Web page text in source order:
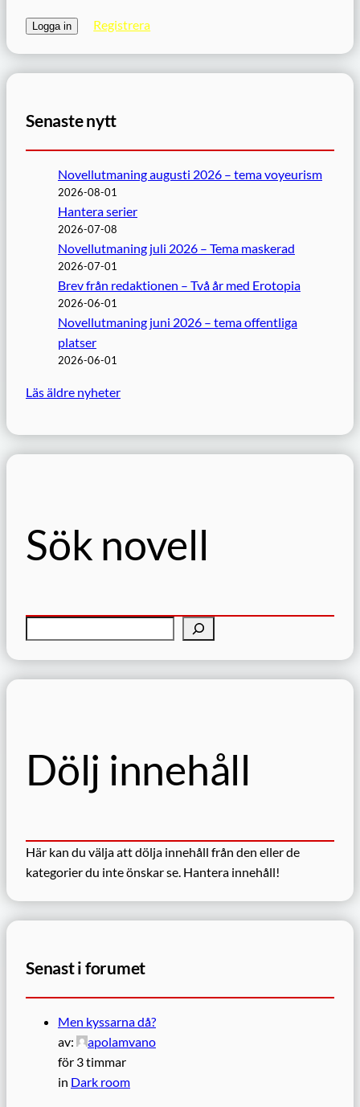
Registrera
Senaste nytt
Novellutmaning augusti 2026 – tema voyeurism
2026-08-01
Hantera serier
2026-07-08
Novellutmaning juli 2026 – Tema maskerad
2026-07-01
Brev från redaktionen – Två år med Erotopia
2026-06-01
Novellutmaning juni 2026 – tema offentliga
platser
2026-06-01
Läs äldre nyheter
Sök novell
ö
Dölj innehåll
Här kan du välja att dölja innehåll från den eller de
kategorier du inte önskar se. Hantera innehåll!
Senast i forumet
Men kyssarna då?
av:
apolamvano
för 3 timmar
in Dark room